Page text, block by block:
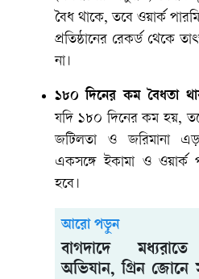
বৈধ থাকে, তবে ওয়ার্ক
প্রতিষ্ঠানের রেকর্ড থেকে
না।
১৮০ দিনের কম বৈধতা
যদি ১৮০ দিনের কম হয়,
জটিলতা ও জরিমানা
একসঙ্গে ইকামা ও ওয়ার্ক
হবে।
আরো পড়ুন
বাগদাদে
অভিযান, গ্রিন জোনে